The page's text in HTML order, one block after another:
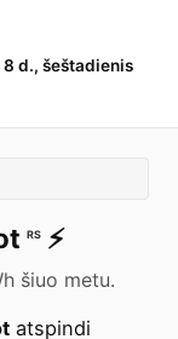
d., šeštadienis
RS ⚡️
šiuo metu.
atspindi